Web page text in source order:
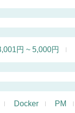
円 ~ 5,000円
Docker PM